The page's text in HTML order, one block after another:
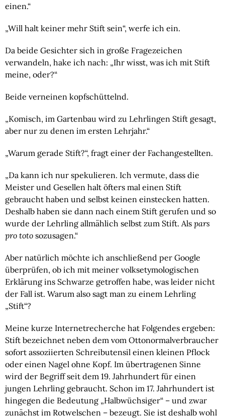
einen.“
„Will halt keiner mehr Stift sein“, werfe ich ein.
Da beide Gesichter sich in große Fragezeichen
verwandeln, hake ich nach: „Ihr wisst, was ich mit Stift
meine, oder?“
Beide verneinen kopfschüttelnd.
„Komisch, im Gartenbau wird zu Lehrlingen Stift gesagt,
aber nur zu denen im ersten Lehrjahr.“
„Warum gerade Stift?“, fragt einer der Fachangestellten.
„Da kann ich nur spekulieren. Ich vermute, dass die
Meister und Gesellen halt öfters mal einen Stift
gebraucht haben und selbst keinen einstecken hatten.
Deshalb haben sie dann nach einem Stift gerufen und so
wurde der Lehrling allmählich selbst zum Stift. Als pars
pro toto sozusagen.“
Aber natürlich möchte ich anschließend per Google
überprüfen, ob ich mit meiner volksetymologischen
Erklärung ins Schwarze getroffen habe, was leider nicht
der Fall ist. Warum also sagt man zu einem Lehrling
„Stift“?
Meine kurze Internetrecherche hat Folgendes ergeben:
Stift bezeichnet neben dem vom Ottonormalverbraucher
sofort assoziierten Schreibutensil einen kleinen Pflock
oder einen Nagel ohne Kopf. Im übertragenen Sinne
wird der Begriff seit dem 19. Jahrhundert für einen
jungen Lehrling gebraucht. Schon im 17. Jahrhundert ist
hingegen die Bedeutung „Halbwüchsiger“ – und zwar
zunächst im Rotwelschen – bezeugt. Sie ist deshalb wohl